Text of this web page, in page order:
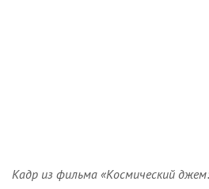
Кадр из фильма «Космический